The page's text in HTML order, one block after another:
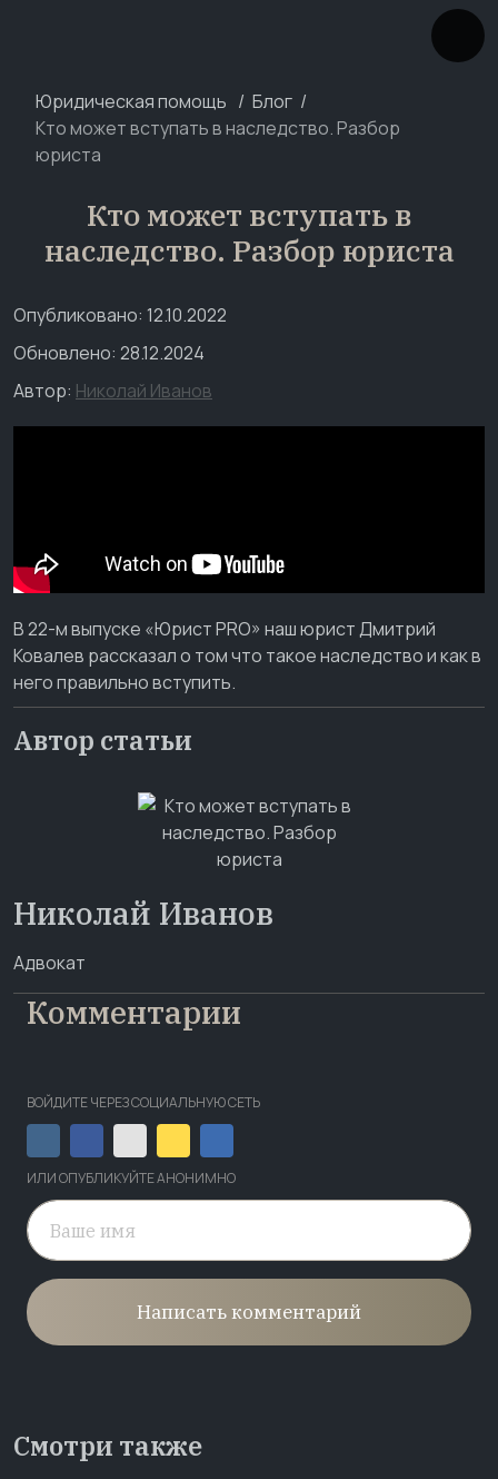
Юридическая помощь
Блог
Кто может вступать в наследство. Разбор
юриста
Кто может вступать в
наследство. Разбор юриста
Опубликовано: 12.10.2022
Обновлено: 28.12.2024
Автор: Николай Иванов
В 22-м выпуске «Юрист PRO» наш юрист Дмитрий
Ковалев рассказал о том что такое наследство и как в
него правильно вступить.
Автор статьи
Николай Иванов
Адвокат
Комментарии
ВОЙДИТЕ ЧЕРЕЗ СОЦИАЛЬНУЮ СЕТЬ
ИЛИ ОПУБЛИКУЙТЕ АНОНИМНО
Написать комментарий
Смотри также